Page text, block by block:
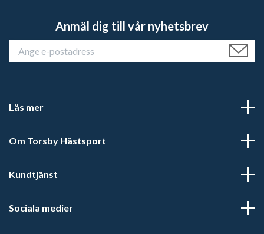
Anmäl dig till vår nyhetsbrev
Läs mer
Om Torsby Hästsport
Kundtjänst
Sociala medier